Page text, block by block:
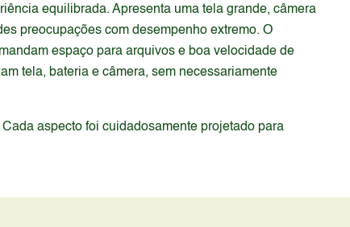
equilibrada. Apresenta uma tela grande, câmera
preocupações com desempenho extremo. O
espaço para arquivos e boa velocidade de
tela, bateria e câmera, sem necessariamente
aspecto foi cuidadosamente projetado para